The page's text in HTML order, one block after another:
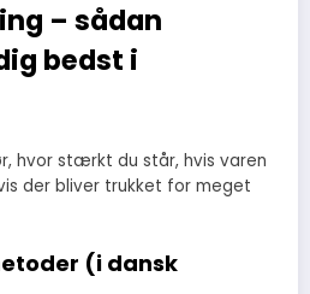
– sådan
bedst i
hvor stærkt du står, hvis varen
der bliver trukket for meget
(i dansk